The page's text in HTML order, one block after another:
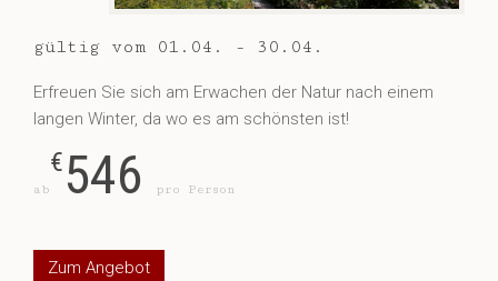
gültig vom 01.04. - 30.04.
Erfreuen Sie sich am Erwachen der Natur nach einem
langen Winter, da wo es am schönsten ist!
ab
€546 pro Person
Zum Angebot